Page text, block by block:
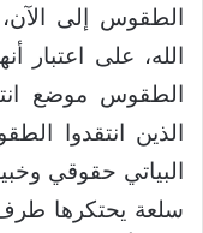
الطقوس إلى
الله، على اعتبار
الطقوس موضع
الذين انتقدوا
البياتي حقوقي
سلعة يحتكرها